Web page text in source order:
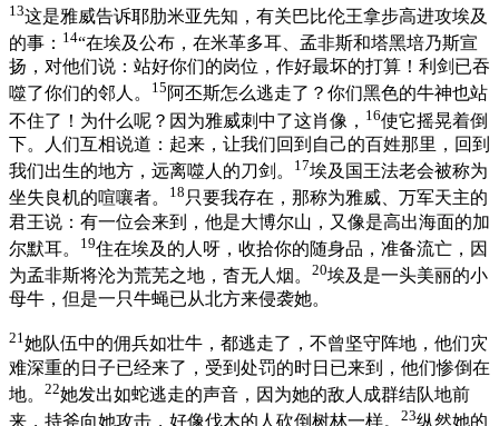
13这是雅威告诉耶肋米亚先知，有关巴比伦王拿步高进攻埃及
的事： 14“在埃及公布，在米革多耳、孟非斯和塔黑培乃斯宣
扬，对他们说：站好你们的岗位，作好最坏的打算！利剑已吞
噬了你们的邻人。
15 阿丕斯怎么逃走了？你们黑色的牛神也站
不住了！为什么呢？因为雅威刺中了这肖像， 16使它摇晃着倒
下。人们互相说道：起来，让我们回到自己的百姓那里，回到
我们出生的地方，远离噬人的刀剑。
17埃及国王法老会被称为
坐失良机的喧嚷者。
18 只要我存在，那称为雅威、万军天主的
君王说：有一位会来到，他是大博尔山，又像是高出海面的加
尔默耳。
19住在埃及的人呀，收拾你的随身品，准备流亡，因
为孟非斯将沦为荒芜之地，杳无人烟。 20埃及是一头美丽的小
母牛，但是一只牛蝇已从北方来侵袭她。
21她队伍中的佣兵如壮牛，都逃走了，不曾坚守阵地，他们灾
难深重的日子已经来了，受到处罚的时日已来到，他们惨倒在
地。 22她发出如蛇逃走的声音，因为她的敌人成群结队地前
来，持斧向她攻击，好像伐木的人砍倒树林一样。 23纵然她的